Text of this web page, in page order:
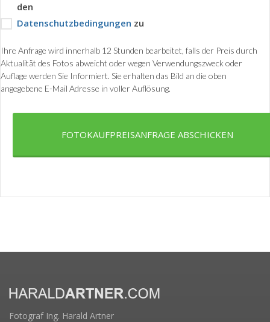
den
Datenschutzbedingungen zu
Ihre Anfrage wird innerhalb 12 Stunden bearbeitet, falls der Preis durch
Aktualität des Fotos abweicht oder wegen Verwendungszweck oder
Auflage werden Sie Informiert. Sie erhalten das Bild an die oben
angegebene E-Mail Adresse in voller Auflösung.
FOTOKAUFPREISANFRAGE ABSCHICKEN
Fotograf Ing. Harald Artner